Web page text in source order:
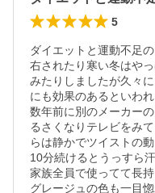
5
ダイエットと運動不足
右されたり寒い冬はや
みたりしましたが久々
にも効果のあるといわ
数年前に別のメーカー
るさくなりテレビをみ
らは静かでツイストの
10分続けるとうっすら
家族全員で使ってて長
グレージュの色も一目